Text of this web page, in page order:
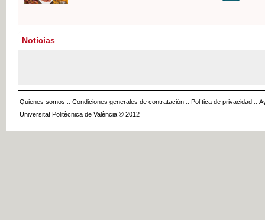
Noticias
Quienes somos :: Condiciones generales de contratación :: Política de privacidad ::
Universitat Politècnica de València © 2012